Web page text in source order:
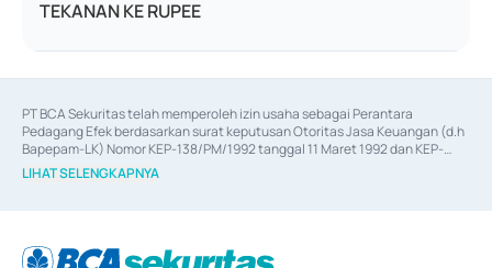
TEKANAN KE RUPEE
PT BCA Sekuritas telah memperoleh izin usaha sebagai Perantara
Pedagang Efek berdasarkan surat keputusan Otoritas Jasa Keuangan (d.h
Bapepam-LK) Nomor KEP-138/PM/1992 tanggal 11 Maret 1992 dan KEP-
06/D.04/2014 tanggal 28 Februari 2014, izin usaha sebagai Penjamin Emisi
Efek berdasarkan surat keputusan Otoritas Jasa Keuangan Nomor KEP-
berdasarkan surat keputusan Otoritas Jasa Keuangan Nomor S-
LIHAT SELENGKAPNYA